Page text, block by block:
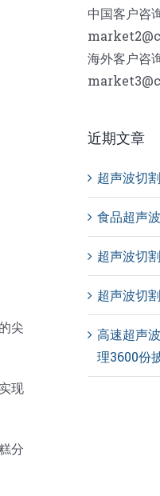
尖
现
分
中国客户咨
海外客户咨
近期文章
超声波切
食品超声
超声波切
超声波切
高速超声
理3600份